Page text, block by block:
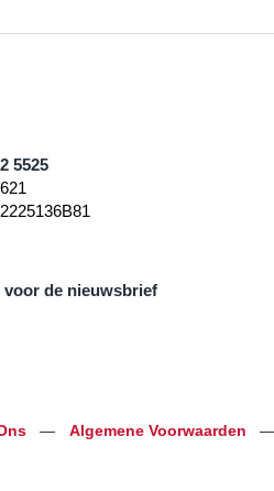
5525
voor de nieuwsbrief
— Algemene Voorwaarden —